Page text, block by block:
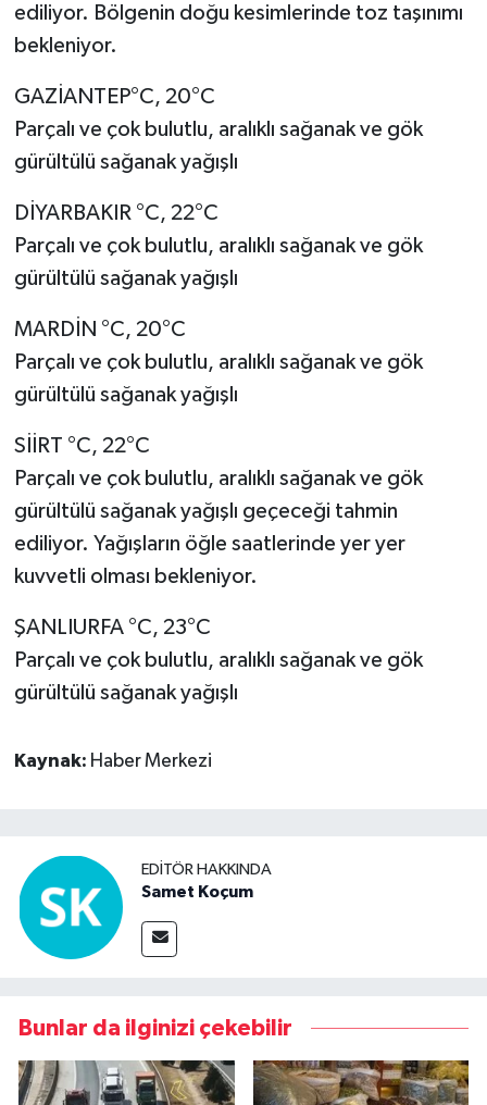
ediliyor. Bölgenin doğu kesimlerinde toz taşınımı
bekleniyor.
GAZİANTEP°C, 20°C
Parçalı ve çok bulutlu, aralıklı sağanak ve gök
gürültülü sağanak yağışlı
DİYARBAKIR °C, 22°C
Parçalı ve çok bulutlu, aralıklı sağanak ve gök
gürültülü sağanak yağışlı
MARDİN °C, 20°C
Parçalı ve çok bulutlu, aralıklı sağanak ve gök
gürültülü sağanak yağışlı
SİİRT °C, 22°C
Parçalı ve çok bulutlu, aralıklı sağanak ve gök
gürültülü sağanak yağışlı geçeceği tahmin
ediliyor. Yağışların öğle saatlerinde yer yer
kuvvetli olması bekleniyor.
ŞANLIURFA °C, 23°C
Parçalı ve çok bulutlu, aralıklı sağanak ve gök
gürültülü sağanak yağışlı
Kaynak: Haber Merkezi
EDITÖR HAKKINDA
Samet Koçum
Bunlar da ilginizi çekebilir